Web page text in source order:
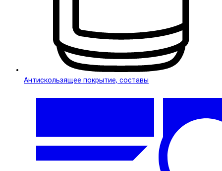
Антискользящее покрытие, составы